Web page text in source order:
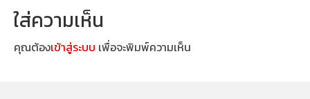
ใส่ความเห็น
คุณต้องเข้าสู่ระบบ เพื่อจะพิมพ์ความเห็น